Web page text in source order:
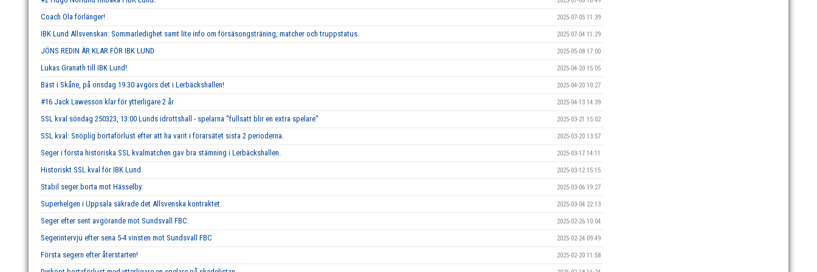
Coach Ola förlänger! 2025-07-05 11:39
IBK Lund Allsvenskan: Sommarledighet samt lite info om försäsongsträning, matcher och truppstatus. 2025-07-04 11:29
JÖNS REDIN ÄR KLAR FÖR IBK LUND 2025-05-08 17:00
Lukas Granath till IBK Lund! 2025-04-20 15:05
Bäst i Skåne, på onsdag 19.30 avgörs det i Lerbäckshallen! 2025-04-20 10:27
#16 Jack Lawesson klar för ytterligare 2 år 2025-04-13 14:39
SSL kval söndag 250323, 13:00 Lunds idrottshall - spelarna ''fullsatt blir en extra spelare'' 2025-03-21 15:02
SSL kval: Snöplig bortaförlust efter att ha varit i förarsätet sista 2 perioderna. 2025-03-20 13:57
Seger i första historiska SSL kvalmatchen gav bra stämning i Lerbäckshallen. 2025-03-17 14:11
Historiskt SSL kval för IBK Lund. 2025-03-12 15:15
Stabil seger borta mot Hässelby. 2025-03-06 19:27
Superhelgen i Uppsala säkrade det Allsvenska kontraktet. 2025-03-04 22:13
Seger efter sent avgörande mot Sundsvall FBC. 2025-02-26 10:04
Segerintervju efter sena 5-4 vinsten mot Sundsvall FBC 2025-02-24 09:49
Första segern efter återstarten! 2025-02-20 11:58